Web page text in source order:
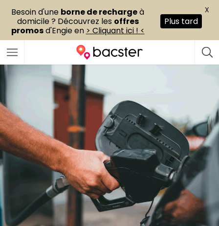
Besoin d'une borne de rechargeà
domicile ? Découvrez les offres
promosd'Engie en > Cliquant ici ! <
Plus tard
X